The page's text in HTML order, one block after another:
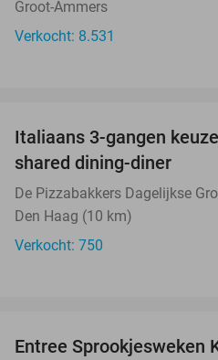
Groot-Ammers
Verkocht: 8.531
Italiaans 3-gangen
shared dining-diner
De Pizzabakkers Dagelijkse
Den Haag (10 km)
Verkocht: 750
Entree Sprookjesweken